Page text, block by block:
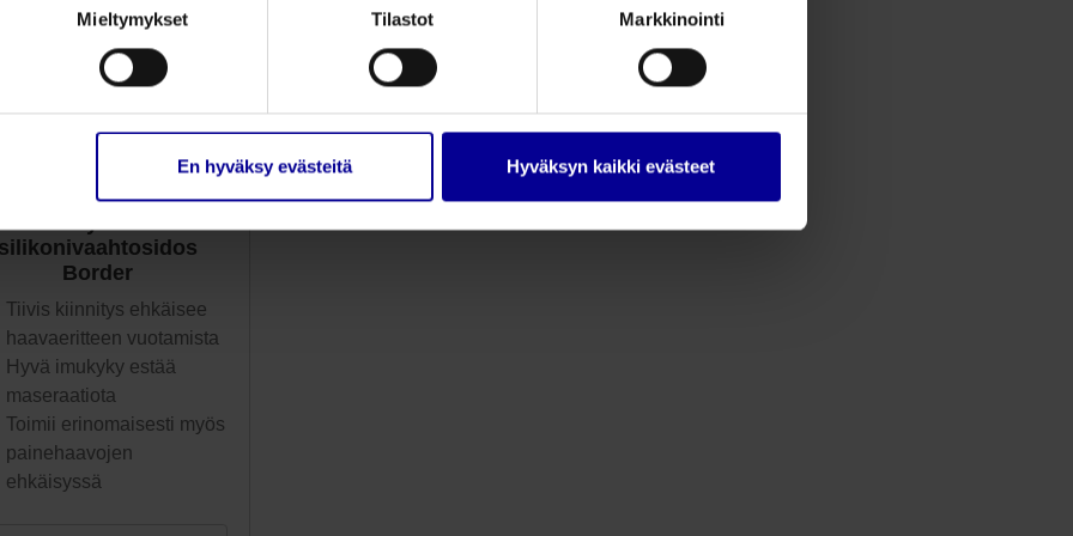
Mieltymykset Tilastot Markkinointi
En hyväksy evästeitä Hyväksyn kaikki evästeet
ClarityCare –
silikonivaahtosidos
Border
Tiivis kiinnitys ehkäisee
haavaeritteen vuotamista
Hyvä imukyky estää
maseraatiota
Toimii erinomaisesti myös
painehaavojen
ehkäisyssä